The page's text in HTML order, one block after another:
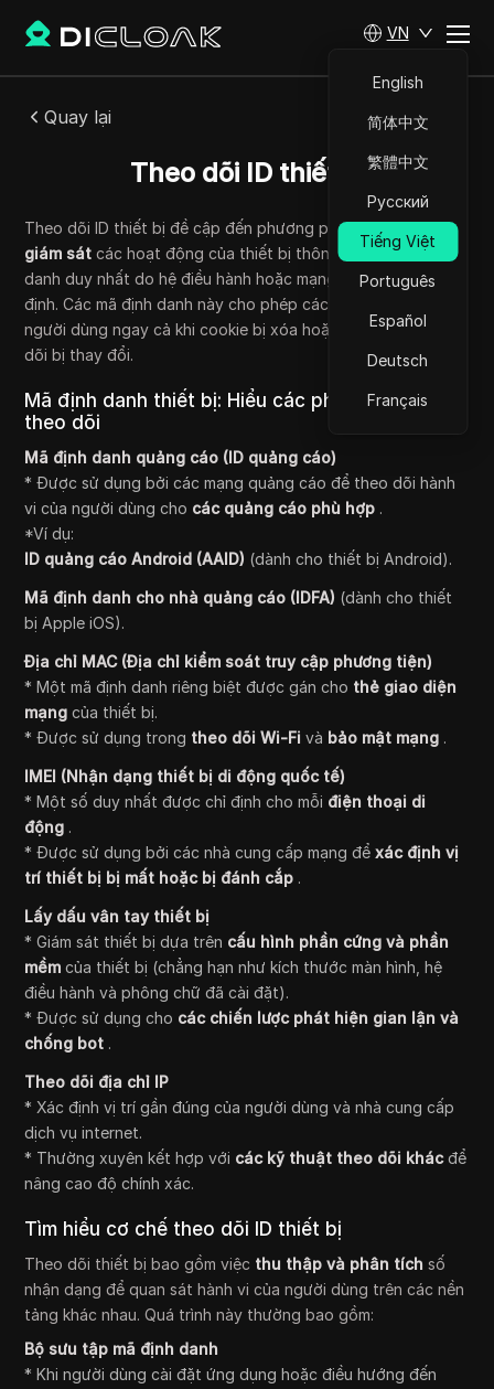
VN
English
简体中文
繁體中文
Русский
Tiếng Việt
Português
Español
Deutsch
Français
Quay lại
Theo dõi ID thiết bị
Theo dõi ID thiết bị đề cập đến phương phápxác định và
giám sátcác hoạt động của thiết bị thông qua một mã định
danh duy nhất do hệ điều hành hoặc mạng của thiết bị chỉ
định. Các mã định danh này cho phép các công ty nhận ra
người dùng ngay cả khi cookie bị xóa hoặc tùy chọn theo
dõi bị thay đổi.
Mã định danh thiết bị: Hiểu các phương pháp
theo dõi
Mã định danh quảng cáo (ID quảng cáo)
* Được sử dụng bởi các mạng quảng cáo để theo dõi hành
vi của người dùng cho các quảng cáo phù hợp .
*Ví dụ:
ID quảng cáo Android (AAID) (dành cho thiết bị Android).
Mã định danh cho nhà quảng cáo (IDFA) (dành cho thiết
bị Apple iOS).
Địa chỉ MAC (Địa chỉ kiểm soát truy cập phương tiện)
* Một mã định danh riêng biệt được gán cho thẻ giao diện
mạngcủa thiết bị.
* Được sử dụng trong theo dõi Wi-Fivà bảo mật mạng .
IMEI (Nhận dạng thiết bị di động quốc tế)
* Một số duy nhất được chỉ định cho mỗi điện thoại di
động .
* Được sử dụng bởi các nhà cung cấp mạng đểxác định vị
trí thiết bị bị mất hoặc bị đánh cắp .
Lấy dấu vân tay thiết bị
* Giám sát thiết bị dựa trên cấu hình phần cứng và phần
mềmcủa thiết bị (chẳng hạn như kích thước màn hình, hệ
điều hành và phông chữ đã cài đặt).
* Được sử dụng cho các chiến lược phát hiện gian lận và
chống bot .
Theo dõi địa chỉ IP
* Xác định vị trí gần đúng của người dùng và nhà cung cấp
dịch vụ internet.
* Thường xuyên kết hợp với các kỹ thuật theo dõi khácđể
nâng cao độ chính xác.
Tìm hiểu cơ chế theo dõi ID thiết bị
Theo dõi thiết bị bao gồm việc thu thập và phân tíchsố
nhận dạng để quan sát hành vi của người dùng trên các nền
tảng khác nhau. Quá trình này thường bao gồm:
Bộ sưu tập mã định danh
* Khi người dùng cài đặt ứng dụng hoặc điều hướng đến